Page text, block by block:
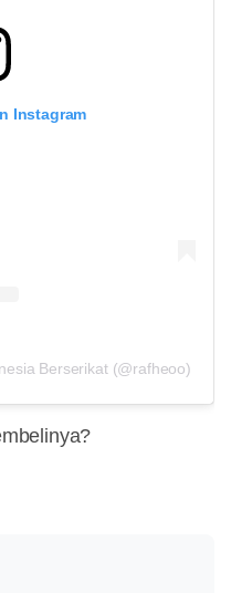
Instagram
Berserikat (@rafheoo)